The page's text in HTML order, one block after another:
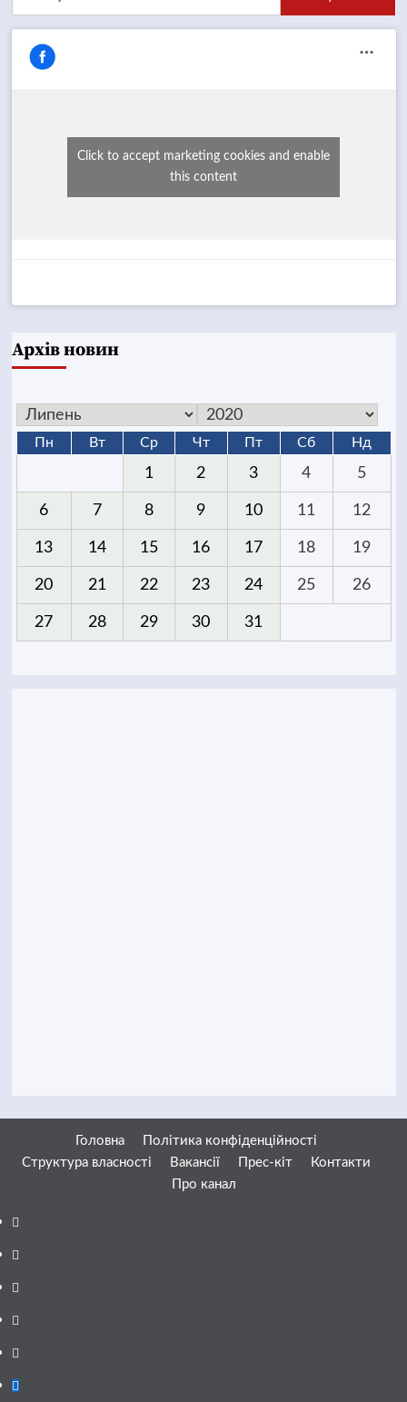
Click to accept marketing cookies and enable
this content
Архів новин
Пн Вт Ср Чт Пт Сб Нд
1 2 3 4 5
6 7 8 9 10 11 12
13 14 15 16 17 18 19
20 21 22 23 24 25 26
27 28 29 30 31
Головна
Політика конфіденційності
Структура власності
Вакансії Прес-кіт
Контакти
Про канал
Facebook
YouTube
Telegram
Instagram
Twitter
Google